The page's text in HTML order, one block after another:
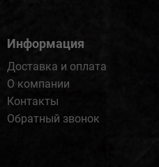
Информация
Доставка и оплата
О компании
Контакты
Обратный звонок